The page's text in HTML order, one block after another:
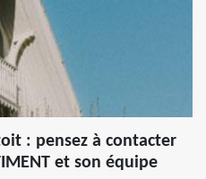
: pensez à contacter
et son équipe